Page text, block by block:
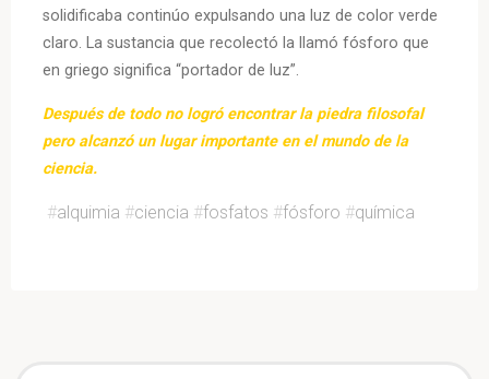
solidificaba continúo expulsando una luz de color verde
claro. La sustancia que recolectó la llamó fósforo que
en griego significa “portador de luz”.
Después de todo no logró encontrar la piedra filosofal
pero alcanzó un lugar importante en el mundo de la
ciencia.
#alquimia #ciencia #fosfatos #fósforo #química